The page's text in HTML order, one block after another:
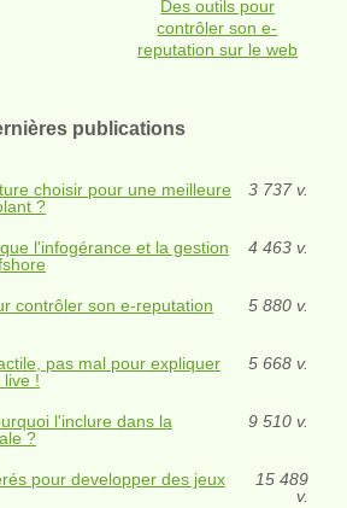
Des outils pour
contrôler son e-
reputation sur le web
publications
choisir pour une meilleure
?
3 737 v.
l'infogérance et la gestion
4 463 v.
contrôler son e-reputation
5 880 v.
pas mal pour expliquer
live !
5 668 v.
l'inclure dans la
?
9 510 v.
pour developper des jeux
15 489
v.